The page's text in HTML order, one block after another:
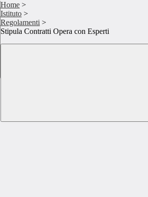
Home >
Istituto >
Regolamenti >
Stipula Contratti Opera con Esperti